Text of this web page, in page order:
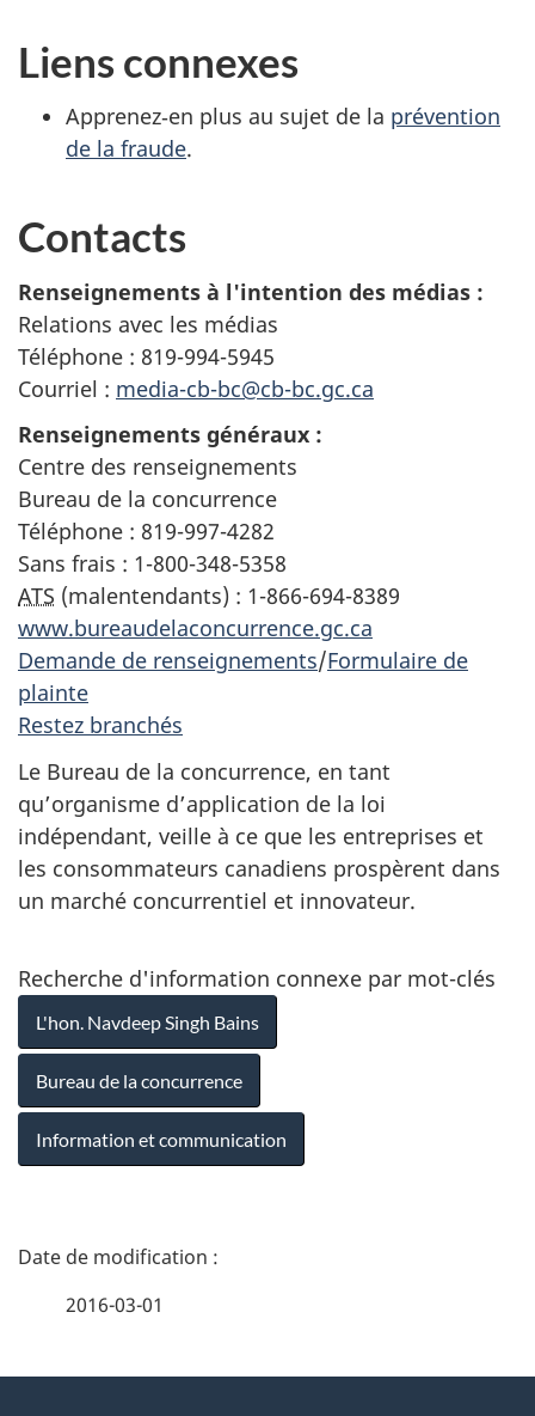
Liens connexes
Apprenez‑en plus au sujet de la prévention
de la fraude.
Contacts
Renseignements à l'intention des médias :
Relations avec les médias
Téléphone : 819-994-5945
Courriel : media-cb-bc@cb-bc.gc.ca
Renseignements généraux :
Centre des renseignements
Bureau de la concurrence
Téléphone : 819-997-4282
Sans frais : 1-800-348-5358
ATS (malentendants) : 1-866-694-8389
www.bureaudelaconcurrence.gc.ca
Demande de renseignements/Formulaire de
plainte
Restez branchés
Le Bureau de la concurrence, en tant
qu’organisme d’application de la loi
indépendant, veille à ce que les entreprises et
les consommateurs canadiens prospèrent dans
un marché concurrentiel et innovateur.
Recherche d'information connexe par mot-clés
L'hon. Navdeep Singh Bains
Bureau de la concurrence
Information et communication
D
2016-03-01